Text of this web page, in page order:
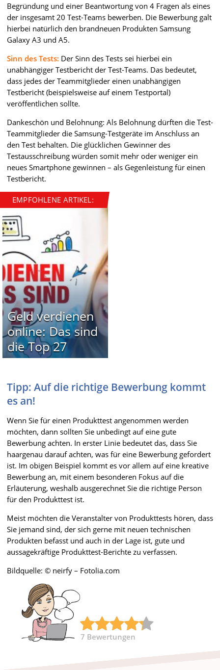
Begründung und einer Beantwortung von 4 Fragen als eines
der insgesamt 20 Test-Teams bewerben. Die Bewerbung galt
hierbei natürlich den brandneuen Produkten Samsung
Galaxy A3 und A5.
Sinn des Tests: Der Sinn des Tests sei hierbei ein
unabhängiger Testbericht der Test-Teams. Das bedeutet,
dass jedes der Teammitglieder einen unabhängigen
Testbericht (beispielsweise auf einem Testportal)
veröffentlichen sollte.
Dankeschön und Belohnung: Als Belohnung dürften die Test-
Teammitglieder die Samsung-Testgeräte im Anschluss an
den Test behalten. Die glücklichen Gewinner des
Testausschreibung würden somit mehr oder weniger ein
neues Smartphone gewinnen – als Gegenleistung für einen
Testbericht.
EMPFOHLENE ARTIKEL:
Geld verdienen
online: Das sind
die Top 27
Tipp: Auf die richtige Bewerbung kommt
es an!
Wenn Sie für einen Produkttest angenommen werden
möchten, dann sollten Sie unbedingt auf eine gute
Bewerbung achten. In erster Linie bedeutet das, dass Sie
haargenau darauf achten, was für eine Bewerbung gefordert
ist. Im obigen Beispiel kommt es vor allem auf eine kreative
Bewerbung an, mit einem besonderen Fokus auf die
Erläuterung, weshalb ausgerechnet Sie die richtige Person
für den Produkttest ist.
Meist möchten die Veranstalter von Produkttests hören, dass
Sie jemand sind, der sich gerne mit neuen technischen
Produkten befasst und auch in der Lage ist, gute und
aussagekräftige Produkttest-Berichte zu verfassen.
Bildquelle: © neirfy – Fotolia.com
7 Bewertungen